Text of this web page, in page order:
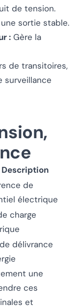
de tension.
sortie stable.
: Gère la
de transitoires,
surveillance
Description
de
électrique
charge
délivrance
une
ces
et